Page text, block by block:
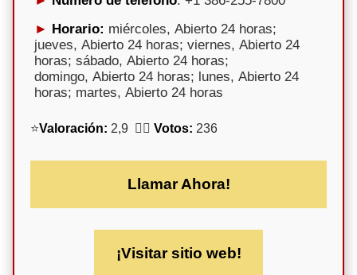
Horario: miércoles, Abierto 24 horas;
jueves, Abierto 24 horas; viernes, Abierto 24
horas; sábado, Abierto 24 horas;
domingo, Abierto 24 horas; lunes, Abierto 24
horas; martes, Abierto 24 horas
⭐Valoración: 2,9 🕵️‍♀️ Votos: 236
Llamar Ahora!
¡Visitar sitio web!